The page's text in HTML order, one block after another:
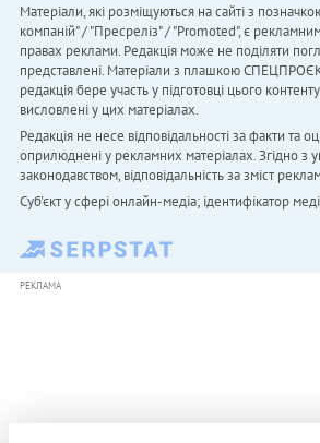
Матеріали, які розміщуються на сайті з
компаній" / "Пресреліз" / "Promoted", є
правах реклами. Редакція може не поділяти
представлені. Матеріали з плашкою
редакція бере участь у підготовці цього
висловлені у цих матеріалах.
Редакція не несе відповідальності за факти та
оприлюднені у рекламних матеріалах. Згідно з
законодавством, відповідальність за зміст
Cуб'єкт у сфері онлайн-медіа; ідентифікатор
РЕКЛАМА